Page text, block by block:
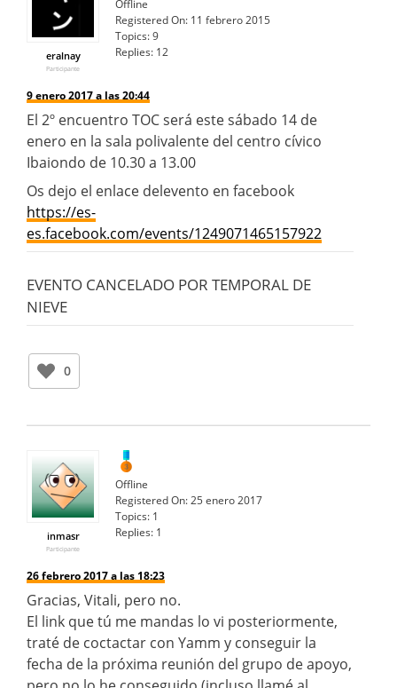
eralnay
Participante
Offline
Registered On: 11 febrero 2015
Topics:9
Replies: 12
9 enero 2017 a las 20:44
El 2º encuentro TOC será este sábado 14 de
enero en la sala polivalente del centro cívico
Ibaiondo de 10.30 a 13.00
Os dejo el enlace delevento en facebook
https://es-
es.facebook.com/events/1249071465157922
EVENTO CANCELADO POR TEMPORAL DE
NIEVE
0
inmasr
Participante
Offline
Registered On:25 enero 2017
Topics: 1
Replies: 1
26 febrero 2017 a las 18:23
Gracias, Vitali, pero no.
El link que tú me mandas lo vi posteriormente,
traté de coctactar con Yamm y conseguir la
fecha de la próxima reunión del grupo de apoyo,